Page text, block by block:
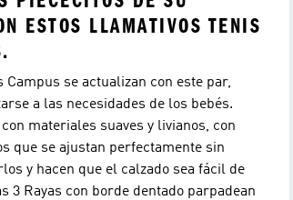
ESTOS LLAMATIVOS TENIS
Campus se actualizan con este par,
a las necesidades de los bebés.
materiales suaves y livianos, con
que se ajustan perfectamente sin
y hacen que el calzado sea fácil de
3 Rayas con borde dentado parpadean